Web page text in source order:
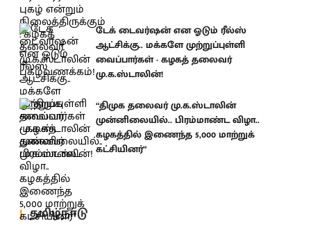
டேக் டைவர்ஷன் என ஓடும் ரீல்ஸ்
ஆட்சிக்கு.. மக்களே முற்றுப்புள்ளி
வைப்பார்கள் - கழகத் தலைவர்
மு.க.ஸ்டாலின்!
“திமுக தலைவர் மு.க.ஸ்டாலின்
முன்னிலையில்.. பிரம்மாண்ட விழா..
கழகத்தில் இணைந்த 5,000 மாற்றுக்
கட்சியினர்”
தமிழ்நாடு